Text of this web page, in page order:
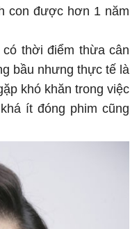
con được hơn 1 năm
thời điểm thừa cân
bầu nhưng thực tế là
khó khăn trong việc
ít đóng phim cũng